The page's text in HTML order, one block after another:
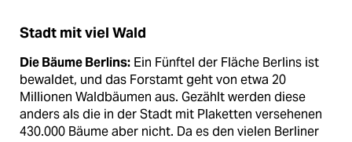
Stadt mit viel Wald
Die Bäume Berlins: Ein Fünftel der Fläche Berlins ist
bewaldet, und das Forstamt geht von etwa 20
Millionen Waldbäumen aus. Gezählt werden diese
anders als die in der Stadt mit Plaketten versehenen
430.000 Bäume aber nicht. Da es den vielen Berliner